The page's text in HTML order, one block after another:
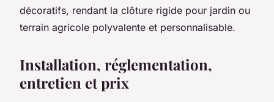
décoratifs, rendant la clôture rigide pour jardin ou
terrain agricole polyvalente et personnalisable.
Installation, réglementation,
entretien et prix